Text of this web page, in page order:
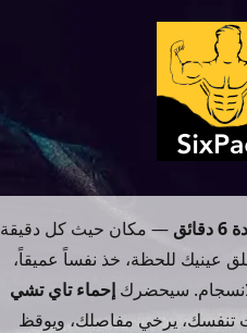
— مكان حيث كل دقيقة
عينيك للحظة، خذ نفساً عميقاً،
سيحضرك إحماء تاي تشي
تنفسك، يرخي مفاصلك، ويوقظ